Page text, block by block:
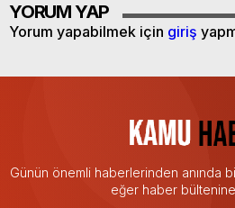
YORUM YAP
Yorum yapabilmek için giriş
Günün önemli haberlerinden anında
eğer haber